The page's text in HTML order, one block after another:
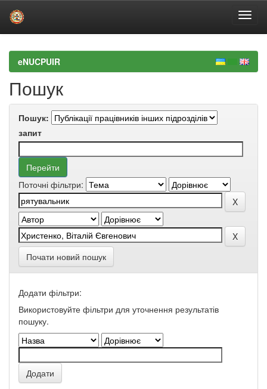
navigationeNUCPUIR
Пошук
Пошук:
запит
Поточні фільтри:
Почати новий пошук
Додати фільтри:
Використовуйте фільтри для уточнення результатів
пошуку.